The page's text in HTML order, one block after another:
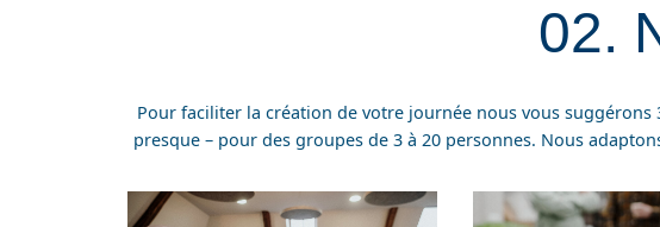
02.
Pour faciliter la création de votre journée nous vous
presque – pour des groupes de 3 à 20 personnes. Nous